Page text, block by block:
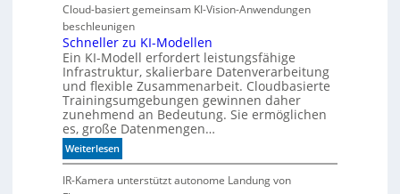
e
n
n
d
i
e
K
I
m
i
t
d
Cloud-basiert gemeinsam KI-Vision-Anwendungen
beschleunigen
Schneller zu KI-Modellen
Ein KI-Modell erfordert leistungsfähige
Infrastruktur, skalierbare Datenverarbeitung
und flexible Zusammenarbeit. Cloudbasierte
Trainingsumgebungen gewinnen daher
zunehmend an Bedeutung. Sie ermöglichen
es, große Datenmengen…
Weiterlesen:
S
c
IR-Kamera unterstützt autonome Landung von